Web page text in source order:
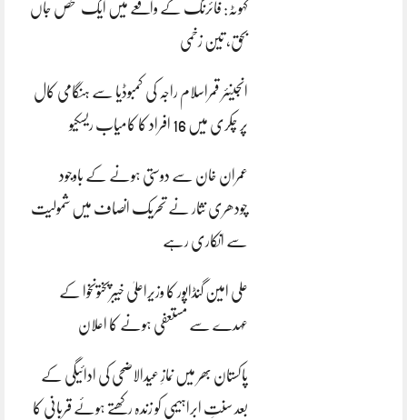
کہوٹہ: فائرنگ کے واقعے میں ایک شخص جاں
بحق، تین زخمی
انجینئر قمراسلام راجہ کی کمبوڈیا سے ہنگامی کال
پر چکری میں 16 افراد کا کامیاب ریسکیو
عمران خان سے دوستی ہونے کے باوجود
چودھری نثار نے تحریک انصاف میں شمولیت
سے انکاری رہے
علی امین گنڈاپور کا وزیراعلیٰ خیبرپختونخوا کے
عہدے سے مستعفی ہونے کا اعلان
پاکستان بھر میں نمازِ عیدالاضحی کی ادائیگی کے
بعد سنتِ ابراہیمی کو زندہ رکھتے ہوئے قربانی کا